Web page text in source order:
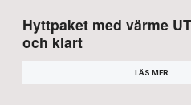
Hyttpaket med värme
och klart
LÄS MER